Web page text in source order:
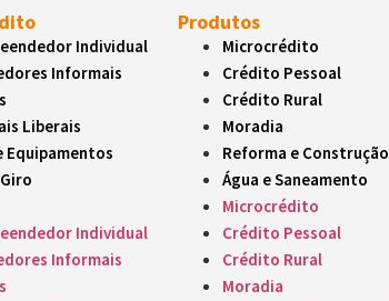
Liberais
atividades, das despesas aos investimentos.
e Equipamentos
para ampliar o seu negócio.
Giro
manter suas operações em dia.
Individual
Informais
Liberais
Equipamentos
Individual
Informais
Produtos
Microcrédito
Crédito Pessoal
Crédito Rural
Moradia
Reforma e Construção
Água e Saneamento
Microcrédito
Crédito Pessoal
Crédito Rural
Moradia